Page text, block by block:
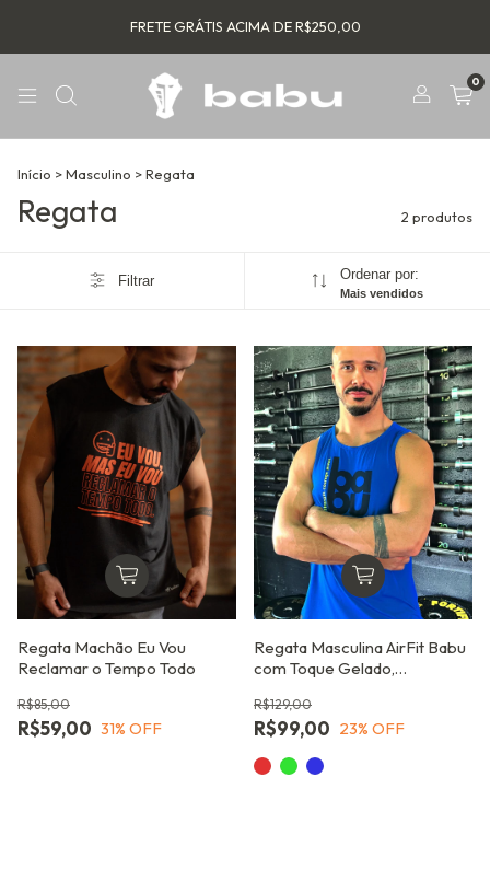
FRETE GRÁTIS ACIMA DE R$250,00
0
Início >Masculino >Regata
Regata 2 produtos
Filtrar Ordenar por:
Mais vendidos
Regata Machão Eu Vou
Reclamar o Tempo Todo
R$59,00
R$85,00
31% OFF
Regata Masculina AirFit Babu
com Toque Gelado,
Tecnologia Esportiva
R$99,00
R$129,00
23% OFF